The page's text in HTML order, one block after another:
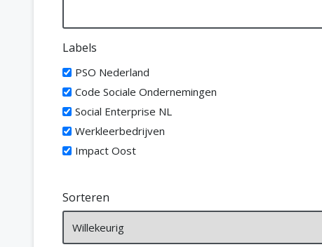
Labels
PSO Nederland
Code Sociale Ondernemingen
Social Enterprise NL
Werkleerbedrijven
Impact Oost
Sorteren